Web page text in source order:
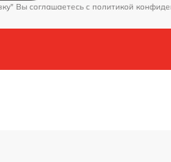
Вы соглашаетесь c политикой